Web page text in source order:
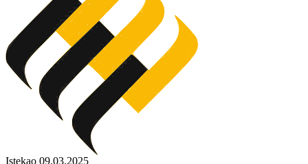
Istekao 09.03.2025